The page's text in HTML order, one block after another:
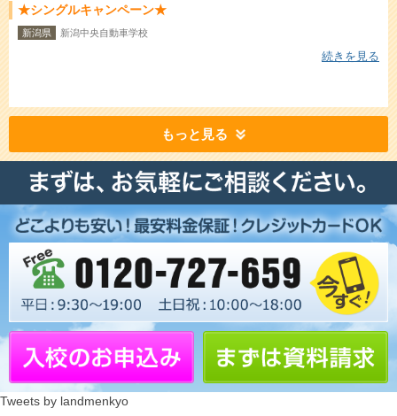
★シングルキャンペーン★
新潟県 新潟中央自動車学校
続きを見る
もっと見る
Tweets by landmenkyo